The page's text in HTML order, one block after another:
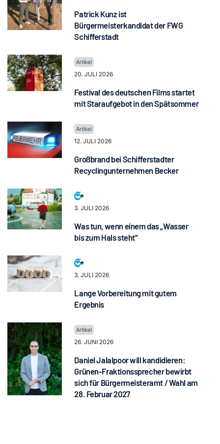
Patrick Kunz ist
Bürgermeisterkandidat der FWG
Schifferstadt
20. JULI 2026
Festival des deutschen Films startet
mit Staraufgebot in den Spätsommer
12. JULI 2026
Großbrand bei Schifferstadter
Recyclingunternehmen Becker
3. JULI 2026
Was tun, wenn einem das „Wasser
bis zum Hals steht“
3. JULI 2026
Lange Vorbereitung mit gutem
Ergebnis
26. JUNI 2026
Daniel Jalalpoor will kandidieren:
Grünen-Fraktionssprecher bewirbt
sich für Bürgermeisteramt / Wahl am
28. Februar 2027